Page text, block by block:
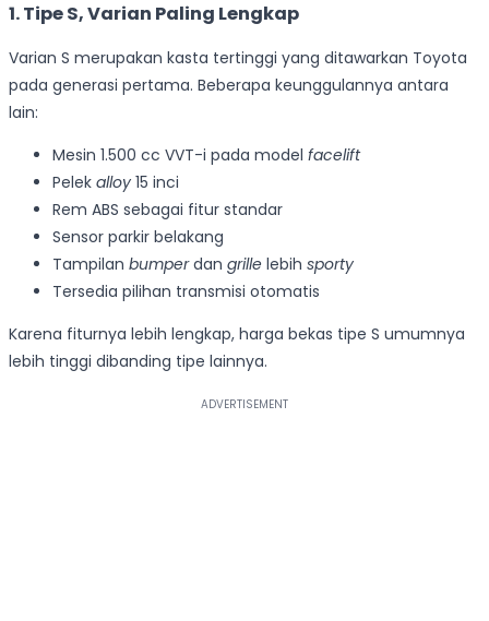
1. Tipe S, Varian Paling Lengkap
Varian S merupakan kasta tertinggi yang ditawarkan Toyota
pada generasi pertama. Beberapa keunggulannya antara
lain:
Mesin 1.500 cc VVT-i pada model facelift
Pelek alloy 15 inci
Rem ABS sebagai fitur standar
Sensor parkir belakang
Tampilan bumperdan grille lebih sporty
Tersedia pilihan transmisi otomatis
Karena fiturnya lebih lengkap, harga bekas tipe S umumnya
lebih tinggi dibanding tipe lainnya.